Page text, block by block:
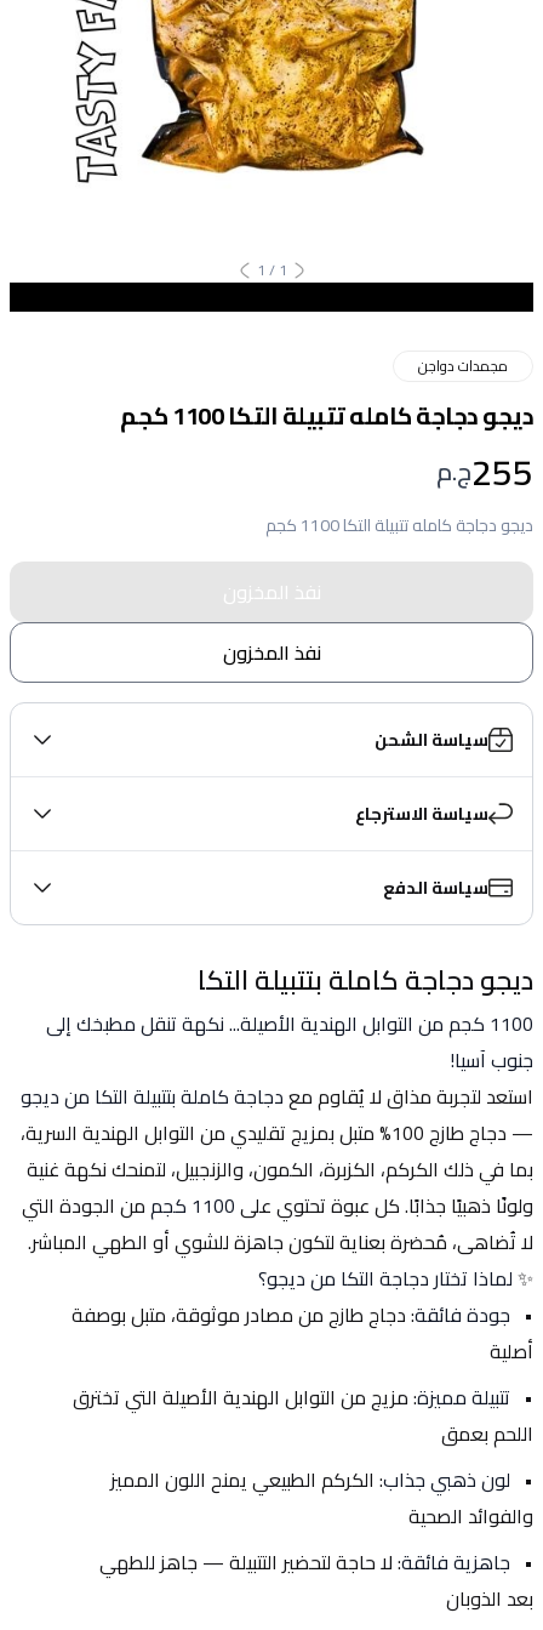
1
/
1
مجمدات دواجن
ديجو دجاجة كامله تتبيلة التكا 1100 كجم
255ج.م
ديجو دجاجة كامله تتبيلة التكا 1100 كجم
نفذ المخزون
نفذ المخزون
سياسة الشحن
سياسة الاسترجاع
سياسة الدفع
ديجو دجاجة كاملة بتتبيلة التكا
جنوب آسيا!
استعد لتجربة مذاق لا يُقاوم مع دجاجة كاملة بتتبيلة التكا من ديجو
ولونًا ذهبيًا جذابًا. كل عبوة تحتوي على 1100 كجم
لا تُضاهى، مُحضرة بعناية لتكون جاهزة للشوي أو الطهي المباشر.
✨ لماذا تختار دجاجة التكا من ديجو؟
جودة فائقة
أصلية
تتبيلة مميزة
اللحم بعمق
لون ذهبي جذاب
والفوائد الصحية
جاهزية فائقة
بعد الذوبان